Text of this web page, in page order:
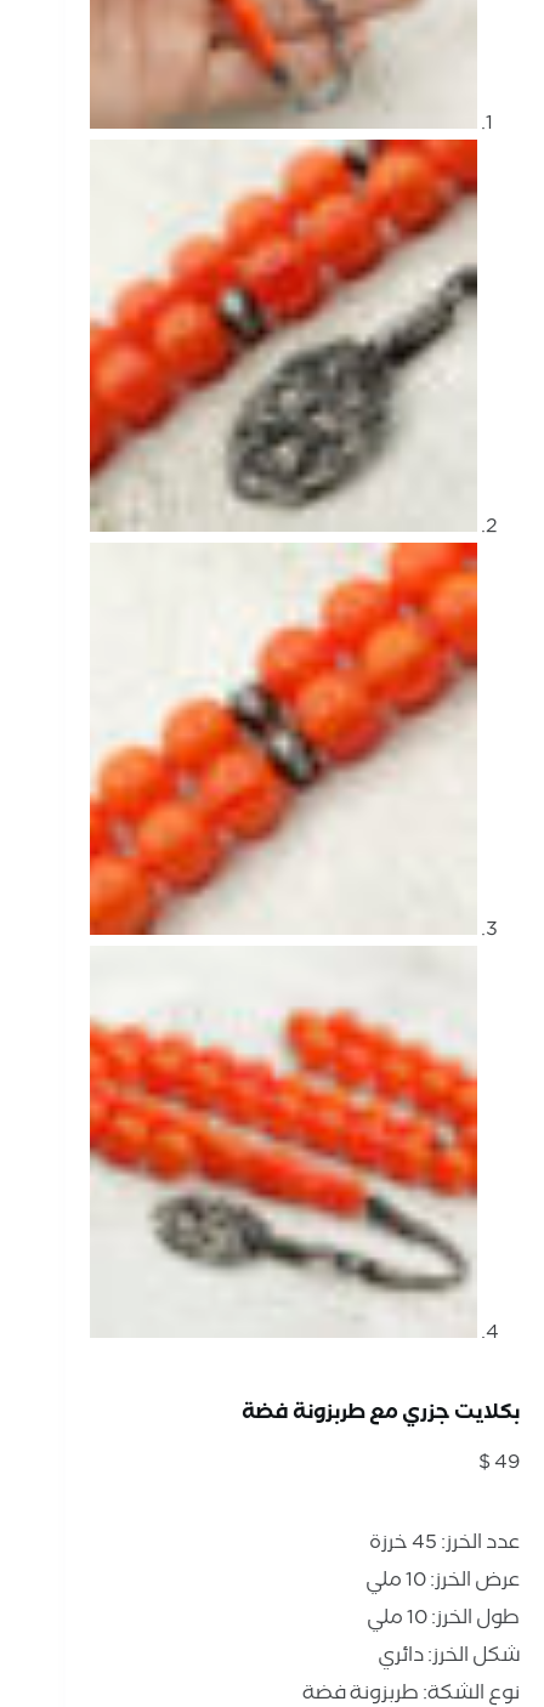
بكلايت جزري مع طربزونة فضة
$49
عدد الخرز: 45 خرزة
عرض الخرز: 10 ملي
طول الخرز: 10 ملي
شكل الخرز: دائري
نوع الشكة: طربزونة فضة